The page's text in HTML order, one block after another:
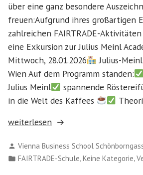
über eine ganz besondere
freuen:Aufgrund ihres großartigen
zahlreichen FAIRTRADE-
eine Exkursion zur Julius Meinl
Mittwoch, 28.01.2026
Julius-
Wien Auf dem Programm standen:
Julius Meinl
spannende
in die Welt des Kaffees
„
Exkursion
weiterlesen
Verfasst
von
Vienna Business School
Veröffentlicht
FAIRTRADE-Schule,Keine Kategorie,